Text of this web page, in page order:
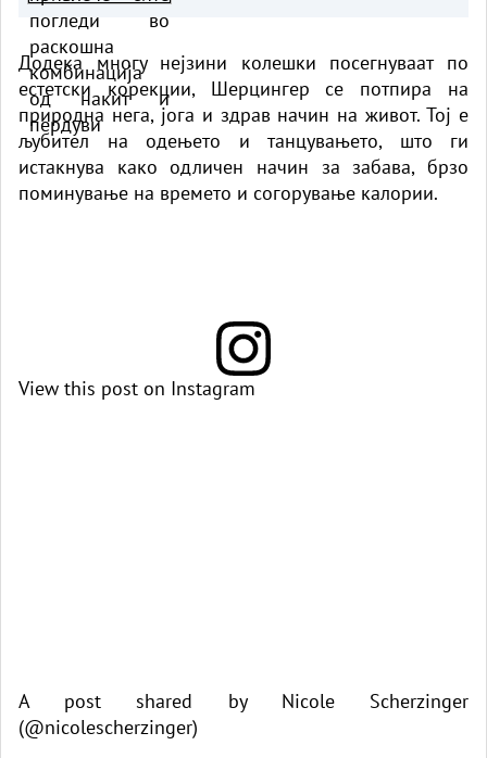
Додека многу нејзини колешки посегнуваат по
естетски корекции, Шерцингер се потпира на
природна нега, јога и здрав начин на живот. Тој е
љубител на одењето и танцувањето, што ги
истакнува како одличен начин за забава, брзо
поминување на времето и согорување калории.
View this post on Instagram
A post shared by Nicole Scherzinger
(@nicolescherzinger)